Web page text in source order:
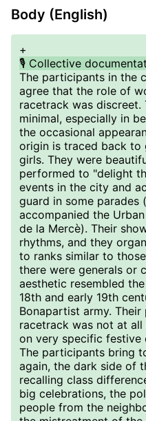
Body (English)
+
🎙️ Collective
The participants in the
agree that the role of
racetrack was discreet.
minimal, especially in
the occasional
origin is traced back to
girls. They were
performed to "delight
events in the city and
guard in some parades
accompanied the
de la Mercè). Their
rhythms, and they
to ranks similar to
there were generals or
aesthetic resembled
18th and early 19th
Bonapartist army.
racetrack was not at
on very specific festive
The participants bring
again, the dark side of
recalling class
big celebrations, the
people from the